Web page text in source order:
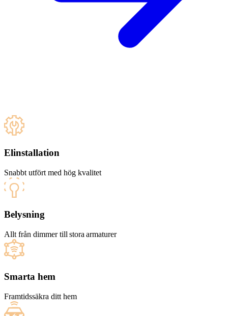
Elinstallation
Snabbt utfört med hög kvalitet
Belysning
Allt från dimmer till stora armaturer
Smarta hem
Framtidssäkra ditt hem